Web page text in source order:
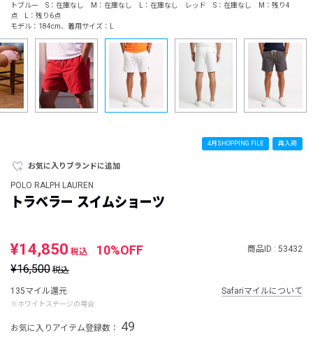
トブルー S：在庫なし M：在庫なし L：在庫なし レッド S：在庫なし M：残り4
点 L：残り6点
モデル：184cm、着用サイズ：L
再入荷
4月SHOPPING FILE
お気に入りブランドに追加
POLO RALPH LAUREN
トラベラー スイムショーツ
¥14,850 税込 10%OFF 商品ID : 53432
¥16,500 税込
135マイル還元
※ホワイトステージの場合
Safariマイルについて
お気に入りアイテム登録数： 49